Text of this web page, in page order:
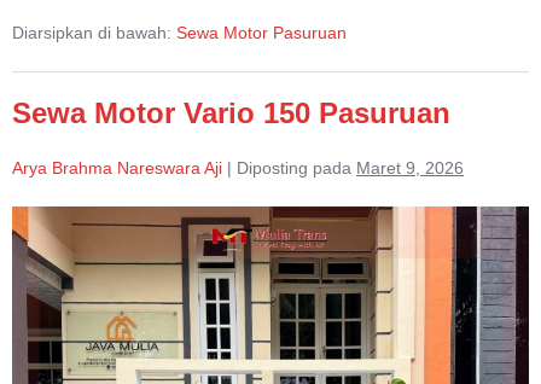
Scoopy
Diarsipkan di bawah: Sewa Motor Pasuruan
Sewa Motor Vario 150 Pasuruan
Arya Brahma Nareswara Aji | Diposting pada Maret 9, 2026
Sewa
Motor
Vario
Pasuruan